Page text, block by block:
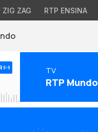
ZIG ZAG RTP ENSINA
TV
RTP Mundo